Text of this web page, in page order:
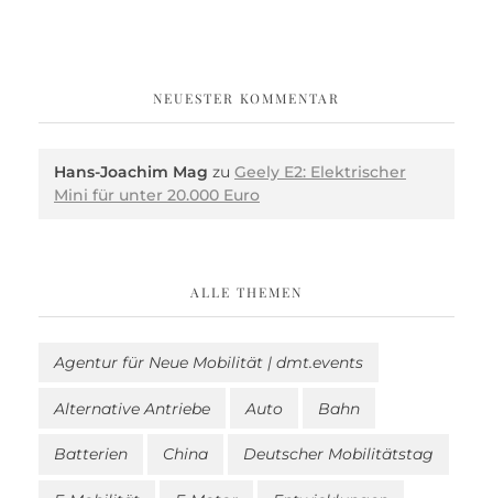
NEUESTER KOMMENTAR
Hans-Joachim Mag zu Geely E2: Elektrischer
Mini für unter 20.000 Euro
ALLE THEMEN
Agentur für Neue Mobilität | dmt.events
Alternative Antriebe Auto Bahn
Batterien China Deutscher Mobilitätstag